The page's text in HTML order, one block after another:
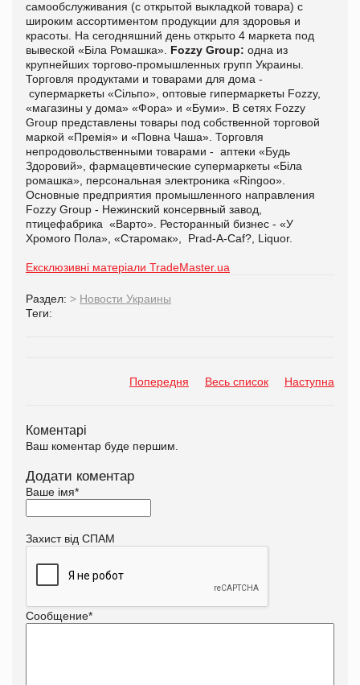
самообслуживания (с открытой выкладкой товара) с
широким ассортиментом продукции для здоровья и
красоты. На сегодняшний день открыто 4 маркета под
вывеской «Біла Ромашка». Fozzy Group: одна из
крупнейших торгово-промышленных групп Украины.
Торговля продуктами и товарами для дома -
супермаркеты «Сільпо», оптовые гипермаркеты Fozzy,
«магазины у дома» «Фора» и «Буми». В сетях Fozzy
Group представлены товары под собственной торговой
маркой «Премія» и «Повна Чаша». Торговля
непродовольственными товарами - аптеки «Будь
Здоровий», фармацевтические супермаркеты «Біла
ромашка», персональная электроника «Ringoo».
Основные предприятия промышленного направления
Fozzy Group - Нежинский консервный завод,
птицефабрика «Варто». Ресторанный бизнес - «У
Хромого Пола», «Старомак», Prad-A-Caf?, Liquor.
Ексклюзивні матеріали TradeMaster.ua
Раздел: > Новости Украины
Теги:
Попередня Весь список Наступна
Коментарі
Ваш коментар буде першим.
Додати коментар
Ваше імя*
Захист від СПАМ
Сообщение*